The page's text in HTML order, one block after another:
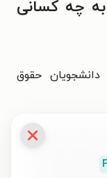
(۱۳۹۲-۱۳۸۳) را به چه کسانی
حقوق
نظریات فقهی
عدالت اداری
طاقچه را به‌صورت